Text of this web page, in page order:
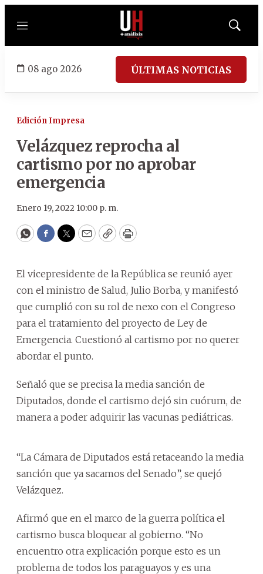
Menú
Mostrar
08 ago 2026 ÚLTIMAS NOTICIAS
Edición Impresa
Velázquez reprocha al
cartismo por no aprobar
emergencia
Enero 19, 2022 10:00 p. m.
WhatsApp
Facebook
Twitter
EmailCopyPrint
El vicepresidente de la República se reunió ayer
con el ministro de Salud, Julio Borba, y manifestó
que cumplió con su rol de nexo con el Congreso
para el tratamiento del proyecto de Ley de
Emergencia. Cuestionó al cartismo por no querer
abordar el punto.
Señaló que se precisa la media sanción de
Diputados, donde el cartismo dejó sin cuórum, de
manera a poder adquirir las vacunas pediátricas.
“La Cámara de Diputados está retaceando la media
sanción que ya sacamos del Senado”, se quejó
Velázquez.
Afirmó que en el marco de la guerra política el
cartismo busca bloquear al gobierno. “No
encuentro otra explicación porque esto es un
problema de todos los paraguayos y es una